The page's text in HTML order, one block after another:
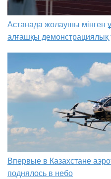
Астанада жолаушы мінген
алғашқы демонстрациялық
Впервые в Казахстане
поднялось в небо